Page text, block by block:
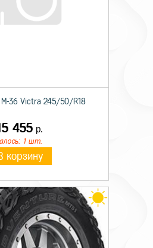
36 Victra 245/50/R18
455 р.
1 шт.
корзину